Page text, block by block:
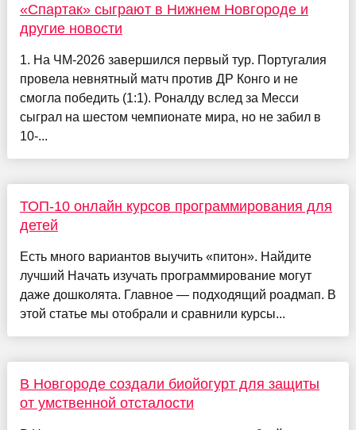
«Спартак» сыграют в Нижнем Новгороде и
другие новости
1. На ЧМ-2026 завершился первый тур. Португалия
провела невнятный матч против ДР Конго и не
смогла победить (1:1). Роналду вслед за Месси
сыграл на шестом чемпионате мира, но не забил в
10-...
ТОП-10 онлайн курсов программирования для
детей
Есть много вариантов выучить «питон». Найдите
лучший Начать изучать программирование могут
даже дошколята. Главное — подходящий роадмап. В
этой статье мы отобрали и сравнили курсы...
В Новгороде создали биойогурт для защиты
от умственной отсталости